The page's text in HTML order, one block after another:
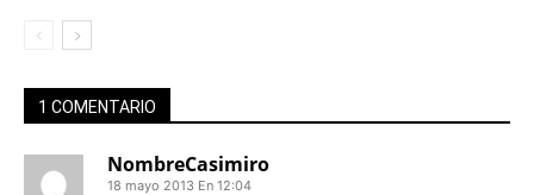
1 COMENTARIO
NombreCasimiro
18 mayo 2013 En 12:04